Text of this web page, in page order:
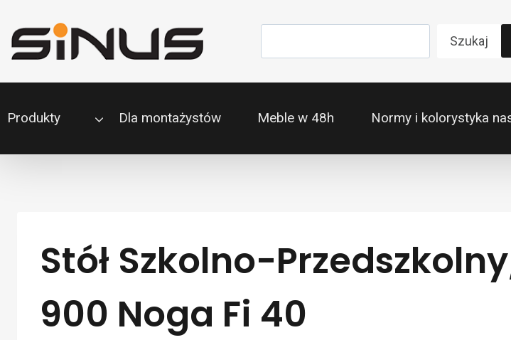
do
treści
Szukaj
Produkty Dla montażystów Meble w 48h Normy i kolorystyka
Stół Szkolno-
900 Noga Fi 40